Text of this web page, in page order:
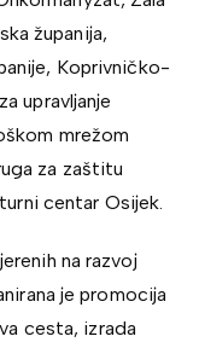
županija,
Koprivničko-
upravljanje
mrežom
za zaštitu
centar Osijek.
na razvoj
je promocija
cesta, izrada